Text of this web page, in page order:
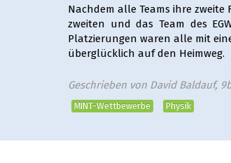
Nachdem alle Teams ihre
zweiten und das Team des
Platzierungen waren alle mit
überglücklich auf den Heimweg.
Geschrieben von David Baldauf,
MINT-Wettbewerbe Physik